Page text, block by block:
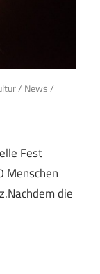
/ News/
Fest
Menschen
die